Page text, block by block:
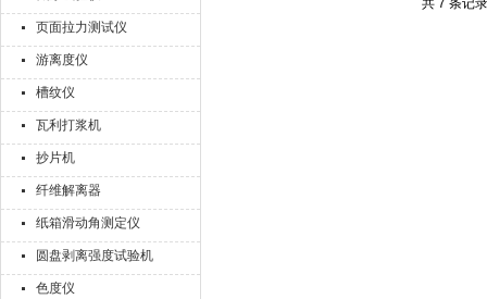
页面拉力测试仪
游离度仪
槽纹仪
瓦利打浆机
抄片机
纤维解离器
纸箱滑动角测定仪
圆盘剥离强度试验机
色度仪
共 7 条记